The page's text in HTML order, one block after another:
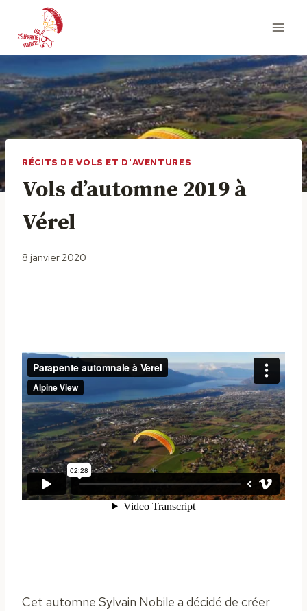
contenu
RÉCITS DE VOLS ET D'AVENTURES
Vols d’automne 2019 à
Vérel
8 janvier 2020
Cet automne Sylvain Nobile a décidé de créer